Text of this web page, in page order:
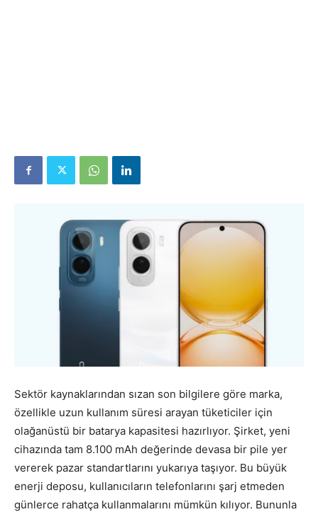
Sektör kaynaklarından sızan son bilgilere göre marka,
özellikle uzun kullanım süresi arayan tüketiciler için
olağanüstü bir batarya kapasitesi hazırlıyor. Şirket, yeni
cihazında tam 8.100 mAh değerinde devasa bir pile yer
vererek pazar standartlarını yukarıya taşıyor. Bu büyük
enerji deposu, kullanıcıların telefonlarını şarj etmeden
günlerce rahatça kullanmalarını mümkün kılıyor. Bununla